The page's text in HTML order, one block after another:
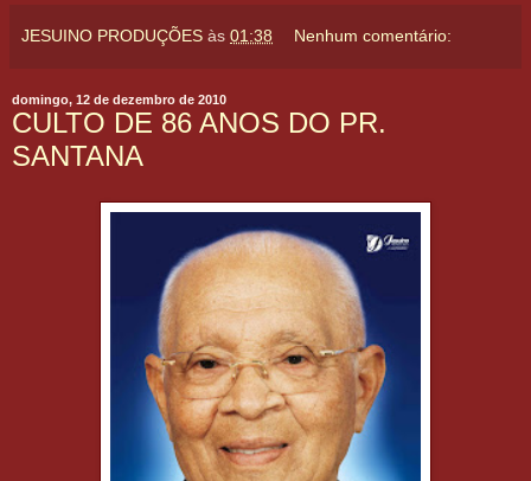
JESUINO PRODUÇÕES às 01:38 Nenhum comentário:
domingo, 12 de dezembro de 2010
CULTO DE 86 ANOS DO PR.
SANTANA